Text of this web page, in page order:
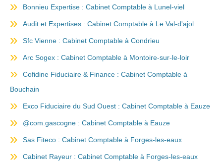
Bonnieu Expertise : Cabinet Comptable à Lunel-viel
Audit et Expertises : Cabinet Comptable à Le Val-d'ajol
Sfc Vienne : Cabinet Comptable à Condrieu
Arc Sogex : Cabinet Comptable à Montoire-sur-le-loir
Cofidine Fiduciaire & Finance : Cabinet Comptable à
Bouchain
Exco Fiduciaire du Sud Ouest : Cabinet Comptable à Eauze
@com.gascogne : Cabinet Comptable à Eauze
Sas Fiteco : Cabinet Comptable à Forges-les-eaux
Cabinet Rayeur : Cabinet Comptable à Forges-les-eaux